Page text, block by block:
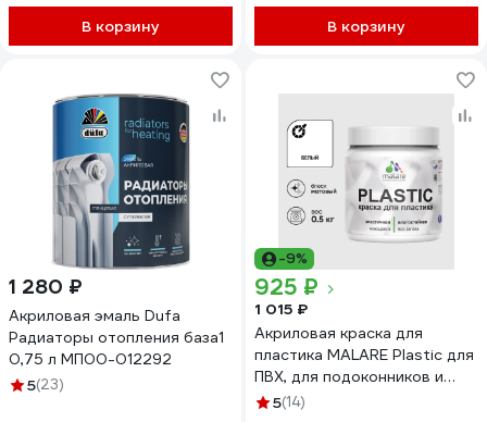
В корзину В корзину
1 280 ₽
Акриловая эмаль Dufa
Радиаторы отопления база1
0,75 л МП00-012292
5(23)
-9%
925 ₽
1 015 ₽
Акриловая краска для
пластика MALARE Plastic для
ПВХ, для подоконников и
откосов, без запаха,
5(14)